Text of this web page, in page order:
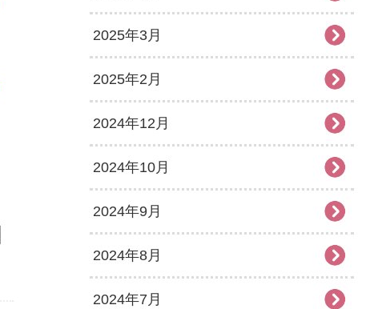
2025年3月
2025年2月
2024年12月
2024年10月
2024年9月
2024年8月
2024年7月